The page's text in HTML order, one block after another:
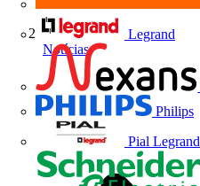
Legrand
Philips
Pial Legrand
Notícias